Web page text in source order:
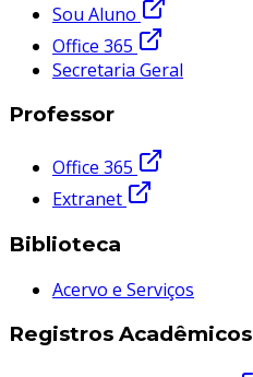
Sou Aluno
Office 365
Secretaria Geral
Professor
Office 365
Extranet
Biblioteca
Acervo e Serviços
Registros Acadêmicos